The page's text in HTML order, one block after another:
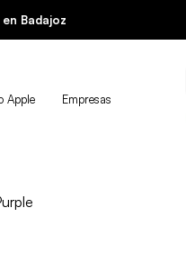
Badajoz
Apple Empresas